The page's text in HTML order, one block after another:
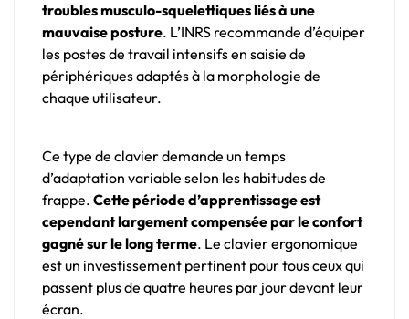
troubles musculo-squelettiques liés à une
mauvaise posture. L’INRS recommande d’équiper
les postes de travail intensifs en saisie de
périphériques adaptés à la morphologie de
chaque utilisateur.
Ce type de clavier demande un temps
d’adaptation variable selon les habitudes de
frappe. Cette période d’apprentissage est
cependant largement compensée par le confort
gagné sur le long terme. Le clavier ergonomique
est un investissement pertinent pour tous ceux qui
passent plus de quatre heures par jour devant leur
écran.